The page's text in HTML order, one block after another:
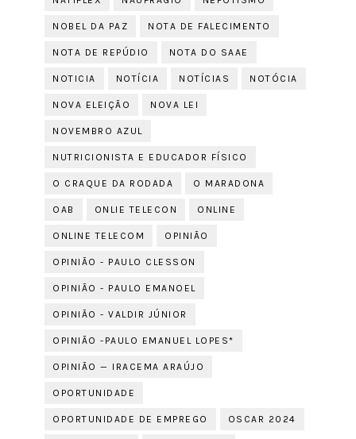
NOBEL DA PAZ NOTA DE FALECIMENTO
NOTA DE REPÚDIO NOTA DO SAAE
NOTICIA NOTÍCIA NOTÍCIAS NOTÓCIA
NOVA ELEIÇÃO NOVA LEI
NOVEMBRO AZUL
NUTRICIONISTA E EDUCADOR FÍSICO
O CRAQUE DA RODADA O MARADONA
OAB ONLIE TELECON ONLINE
ONLINE TELECOM OPINIÃO
OPINIÃO - PAULO CLESSON
OPINIÃO - PAULO EMANOEL
OPINIÃO - VALDIR JÚNIOR
OPINIÃO -PAULO EMANUEL LOPES*
OPINIÃO — IRACEMA ARAÚJO
OPORTUNIDADE
OPORTUNIDADE DE EMPREGO OSCAR 2024